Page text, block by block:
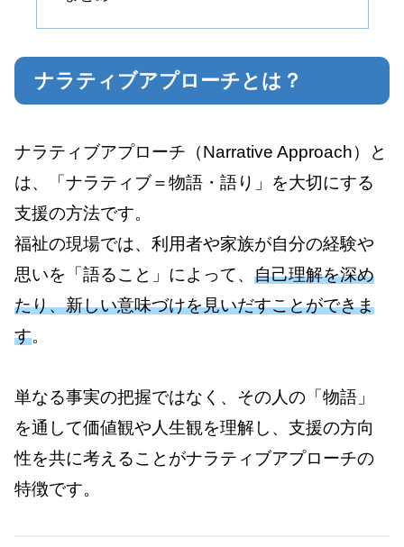
ナラティブアプローチとは？
ナラティブアプローチ（Narrative Approach）と
は、「ナラティブ＝物語・語り」を大切にする
支援の方法です。
福祉の現場では、利用者や家族が自分の経験や
思いを「語ること」によって、 自己理解を深め
たり、新しい意味づけを見いだすことができま
す。
単なる事実の把握ではなく、その人の「物語」
を通して価値観や人生観を理解し、支援の方向
性を共に考えることがナラティブアプローチの
特徴です。